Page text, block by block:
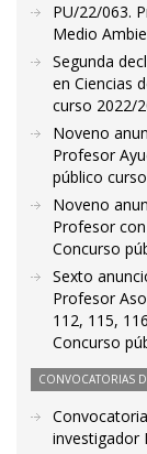
PU/22/063.
Medio
Segunda
en Ciencias
curso 2022/
Noveno
Profesor
público
Noveno
Profesor
Concurso
Sexto
Profesor
112, 115,
Concurso
CONVOCATORIAS
investigador